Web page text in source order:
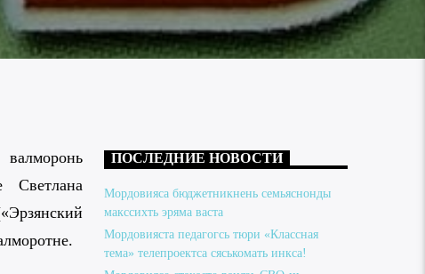
Светлана
ПОСЛЕДНИЕ НОВОСТИ
Мордовияса бюджетникнень семьяснонды
макссихть эряма васта
Мордовияста педагогсь тюри «Классная
тема» телепроектса сяськомать инкса!